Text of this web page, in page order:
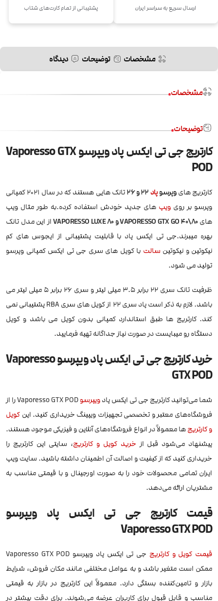
ارسال سریع به سراسر ایران پشتیبانی از تمام کارت‌های شتاب
مشخصات توضیحات دیدگاه
مشخصات
توضیحات
کارتریج جی تی ایکس پاد ویپرسو Vaporesso GTX
POD
کارتریج هایوپرسوپاد
تانک هایی هستند که در سال 2021 کمپانی
وپرسو بر روی ویپ های جدید خودش استفاده کرده.به طور مثال ویپ
هایVAPORESSO GTX GO 40\80 و VAPORESSO LUXE 80
از این مدل تانک
بهره میبرند.جی تی ایکس پاد با قابلیت پشتیبانی از ایجوس های کم
نیکوتین و نیکوتین سالت با کویل های سری جی تی ایکس کمپانی وپرسو
تولید می شود.
ظرفیت تانک سری 22 برابر 3.5 میلی لیتر و سری 26 برابر 5 میلی لیتر می
باشد. لازم به ذکر است پاد سری 22 از کویل های سری RBA پشتیبانی نمی
کند. کارتریج ها طبق استاندارد کمپانی بدون کویل می باشد و کویل
دستگاه رو میبایست در صورت نیاز جداگانه تهیه فرمایید.
خرید کارتریج جی تی ایکس پاد ویپرسو Vaporesso
GTX POD
شما می‌توانید کارتریج جی تی ایکس پادویپرسو
Vaporesso GTX POD را از
فروشگاه‌های معتبر و تخصصی تجهیزات ویپینگ خریداری کنید. این کویل
و کارتریجها معمولاً در انواع فروشگاه‌های آنلاین و فیزیکی موجود هستند.
پیشنهاد می‌شود قبل از خرید کویل و کارتریج، سایتی این کارتریج را
خریداری کنید که از کیفیت و اصالت آن‌ اطمینان داشته باشید. سایت ویپ
ایران تمامی محصولات خود را به صورت اورجینال و با قیمتی مناسب به
مشتریان ارائه می‌دهد.
قیمت کارتریج جی تی ایکس پاد ویپرسو
Vaporesso GTX POD
قیمت کویل و کارتریج
جی تی ایکس پاد ویپرسو Vaporesso GTX POD
ممکن است متغیر باشد و به عوامل مختلفی مانند مکان فروش، شرایط
بازار و تامین‌کننده بستگی دارد. معمولاً این کارتریج در بازار به قیمتی
مناسب و قابل قبول برای کاربران عرضه می‌شوند. برای دقت بیشتر در